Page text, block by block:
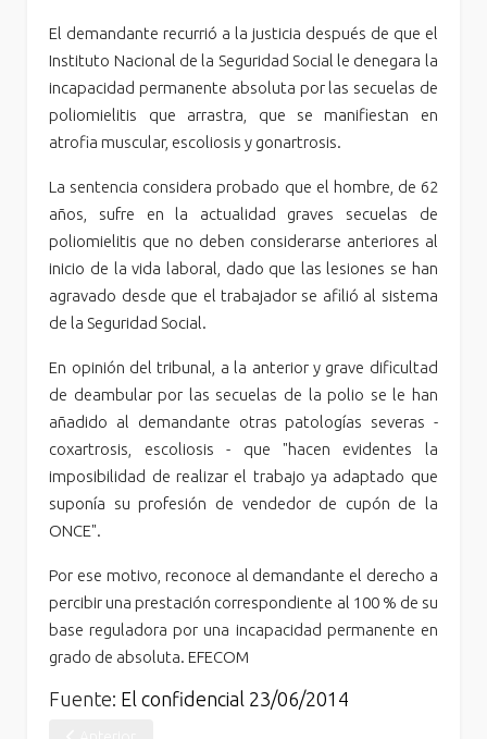
El demandante recurrió a la justicia después de que el
Instituto Nacional de la Seguridad Social le denegara la
incapacidad permanente absoluta por las secuelas de
poliomielitis que arrastra, que se manifiestan en
atrofia muscular, escoliosis y gonartrosis.
La sentencia considera probado que el hombre, de 62
años, sufre en la actualidad graves secuelas de
poliomielitis que no deben considerarse anteriores al
inicio de la vida laboral, dado que las lesiones se han
agravado desde que el trabajador se afilió al sistema
de la Seguridad Social.
En opinión del tribunal, a la anterior y grave dificultad
de deambular por las secuelas de la polio se le han
añadido al demandante otras patologías severas -
coxartrosis, escoliosis - que "hacen evidentes la
imposibilidad de realizar el trabajo ya adaptado que
suponía su profesión de vendedor de cupón de la
ONCE".
Por ese motivo, reconoce al demandante el derecho a
percibir una prestación correspondiente al 100 % de su
base reguladora por una incapacidad permanente en
grado de absoluta. EFECOM
Fuente: El confidencial 23/06/2014